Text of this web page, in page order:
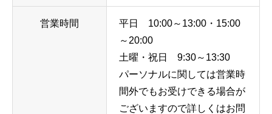
営業時間
平日 10:00～13:00・15:00
～20:00
土曜・祝日 9:30～13:30
パーソナルに関しては営業時
間外でもお受けできる場合が
ございますので詳しくはお問